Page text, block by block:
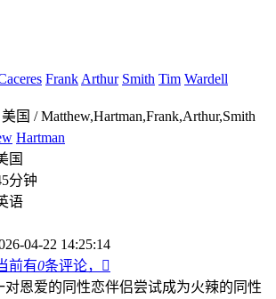
Frank Arthur Smith Tim Wardell
美国 / Matthew,Hartman,Frank,Arthur,Smith
Hartman
国
分钟
语
04-22 14:25:14
前有0条评论，

对恩爱的同性恋伴侣尝试成为火辣的同性